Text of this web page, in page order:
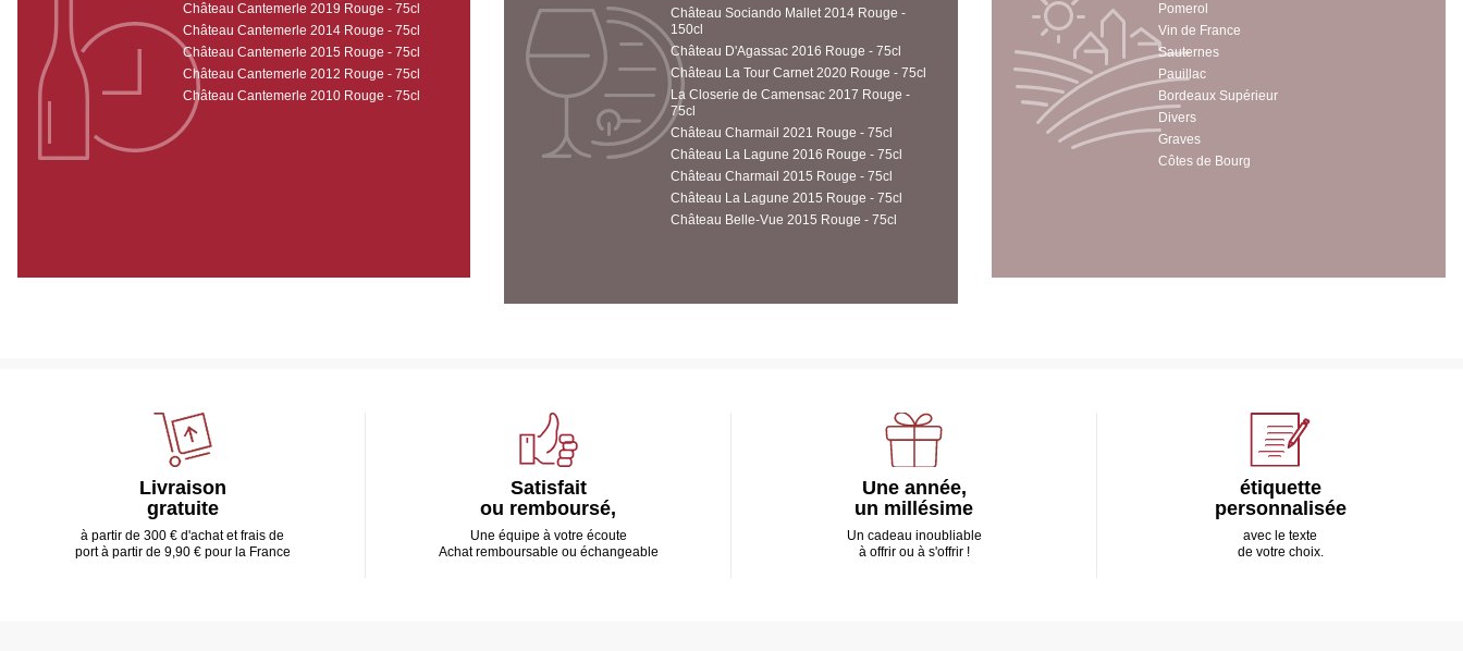
Château Cantemerle 2019 Rouge - 75cl
Château Cantemerle 2014 Rouge - 75cl
Château Cantemerle 2015 Rouge - 75cl
Château Cantemerle 2012 Rouge - 75cl
Château Cantemerle 2010 Rouge - 75cl
Château Sociando Mallet 2014 Rouge -
150cl
Château D'Agassac 2016 Rouge - 75cl
Château La Tour Carnet 2020 Rouge - 75cl
La Closerie de Camensac 2017 Rouge -
75cl
Château Charmail 2021 Rouge - 75cl
Château La Lagune 2016 Rouge - 75cl
Château Charmail 2015 Rouge - 75cl
Château La Lagune 2015 Rouge - 75cl
Château Belle-Vue 2015 Rouge - 75cl
Pomerol
Vin de France
Sauternes
Pauillac
Bordeaux Supérieur
Divers
Graves
Côtes de Bourg
Livraison
gratuite
à partir de 300 € d'achat et frais de
port à partir de 9,90 € pour la France
Satisfait
ou remboursé,
Une équipe à votre écoute
Achat remboursable ou échangeable
Une année,
un millésime
Un cadeau inoubliable
à offrir ou à s'offrir !
étiquette
personnalisée
avec le texte
de votre choix.